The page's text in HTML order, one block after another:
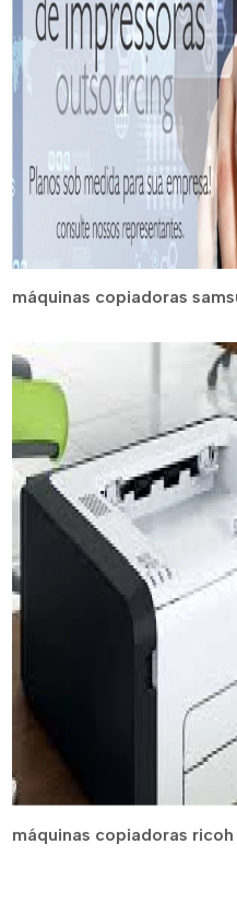
máquinas copiadoras
máquinas copiadoras ricoh